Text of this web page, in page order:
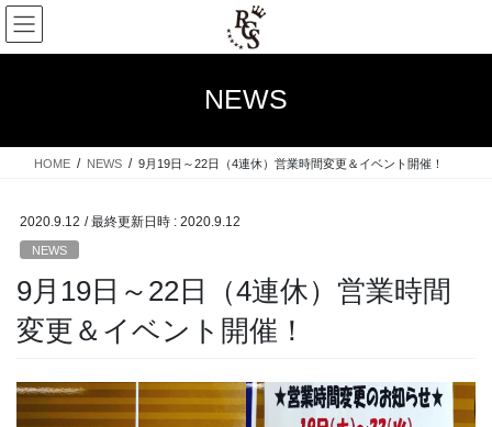
コ
ン
テ
ス
ナ
ビ
ゲ
ン
NEWS
HOME NEWS 9月19日～22日（4連休）営業時間変更＆イベント開催！
2020.9.12 / 最終更新日時 : 2020.9.12
NEWS
9月19日～22日（4連休）営業時間
変更＆イベント開催！